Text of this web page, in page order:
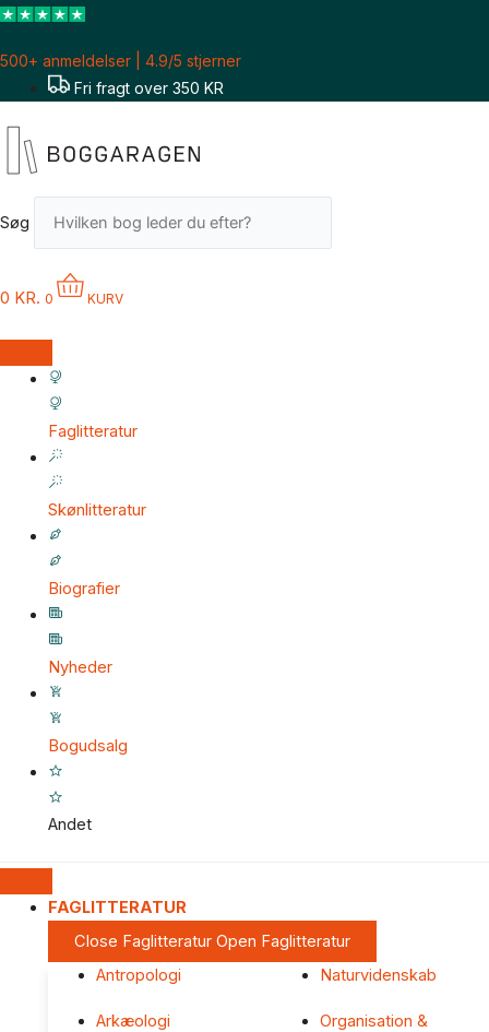
Gå
indholdet
500+ anmeldelser | 4.9/5 stjerner
Fri fragt over 350 KR
Søg
0 KR. 0 KURV
Faglitteratur
Skønlitteratur
Biografier
Nyheder
Bogudsalg
Andet
FAGLITTERATUR
Close Faglitteratur Open Faglitteratur
Antropologi
Arkæologi
Naturvidenskab
Organisation &